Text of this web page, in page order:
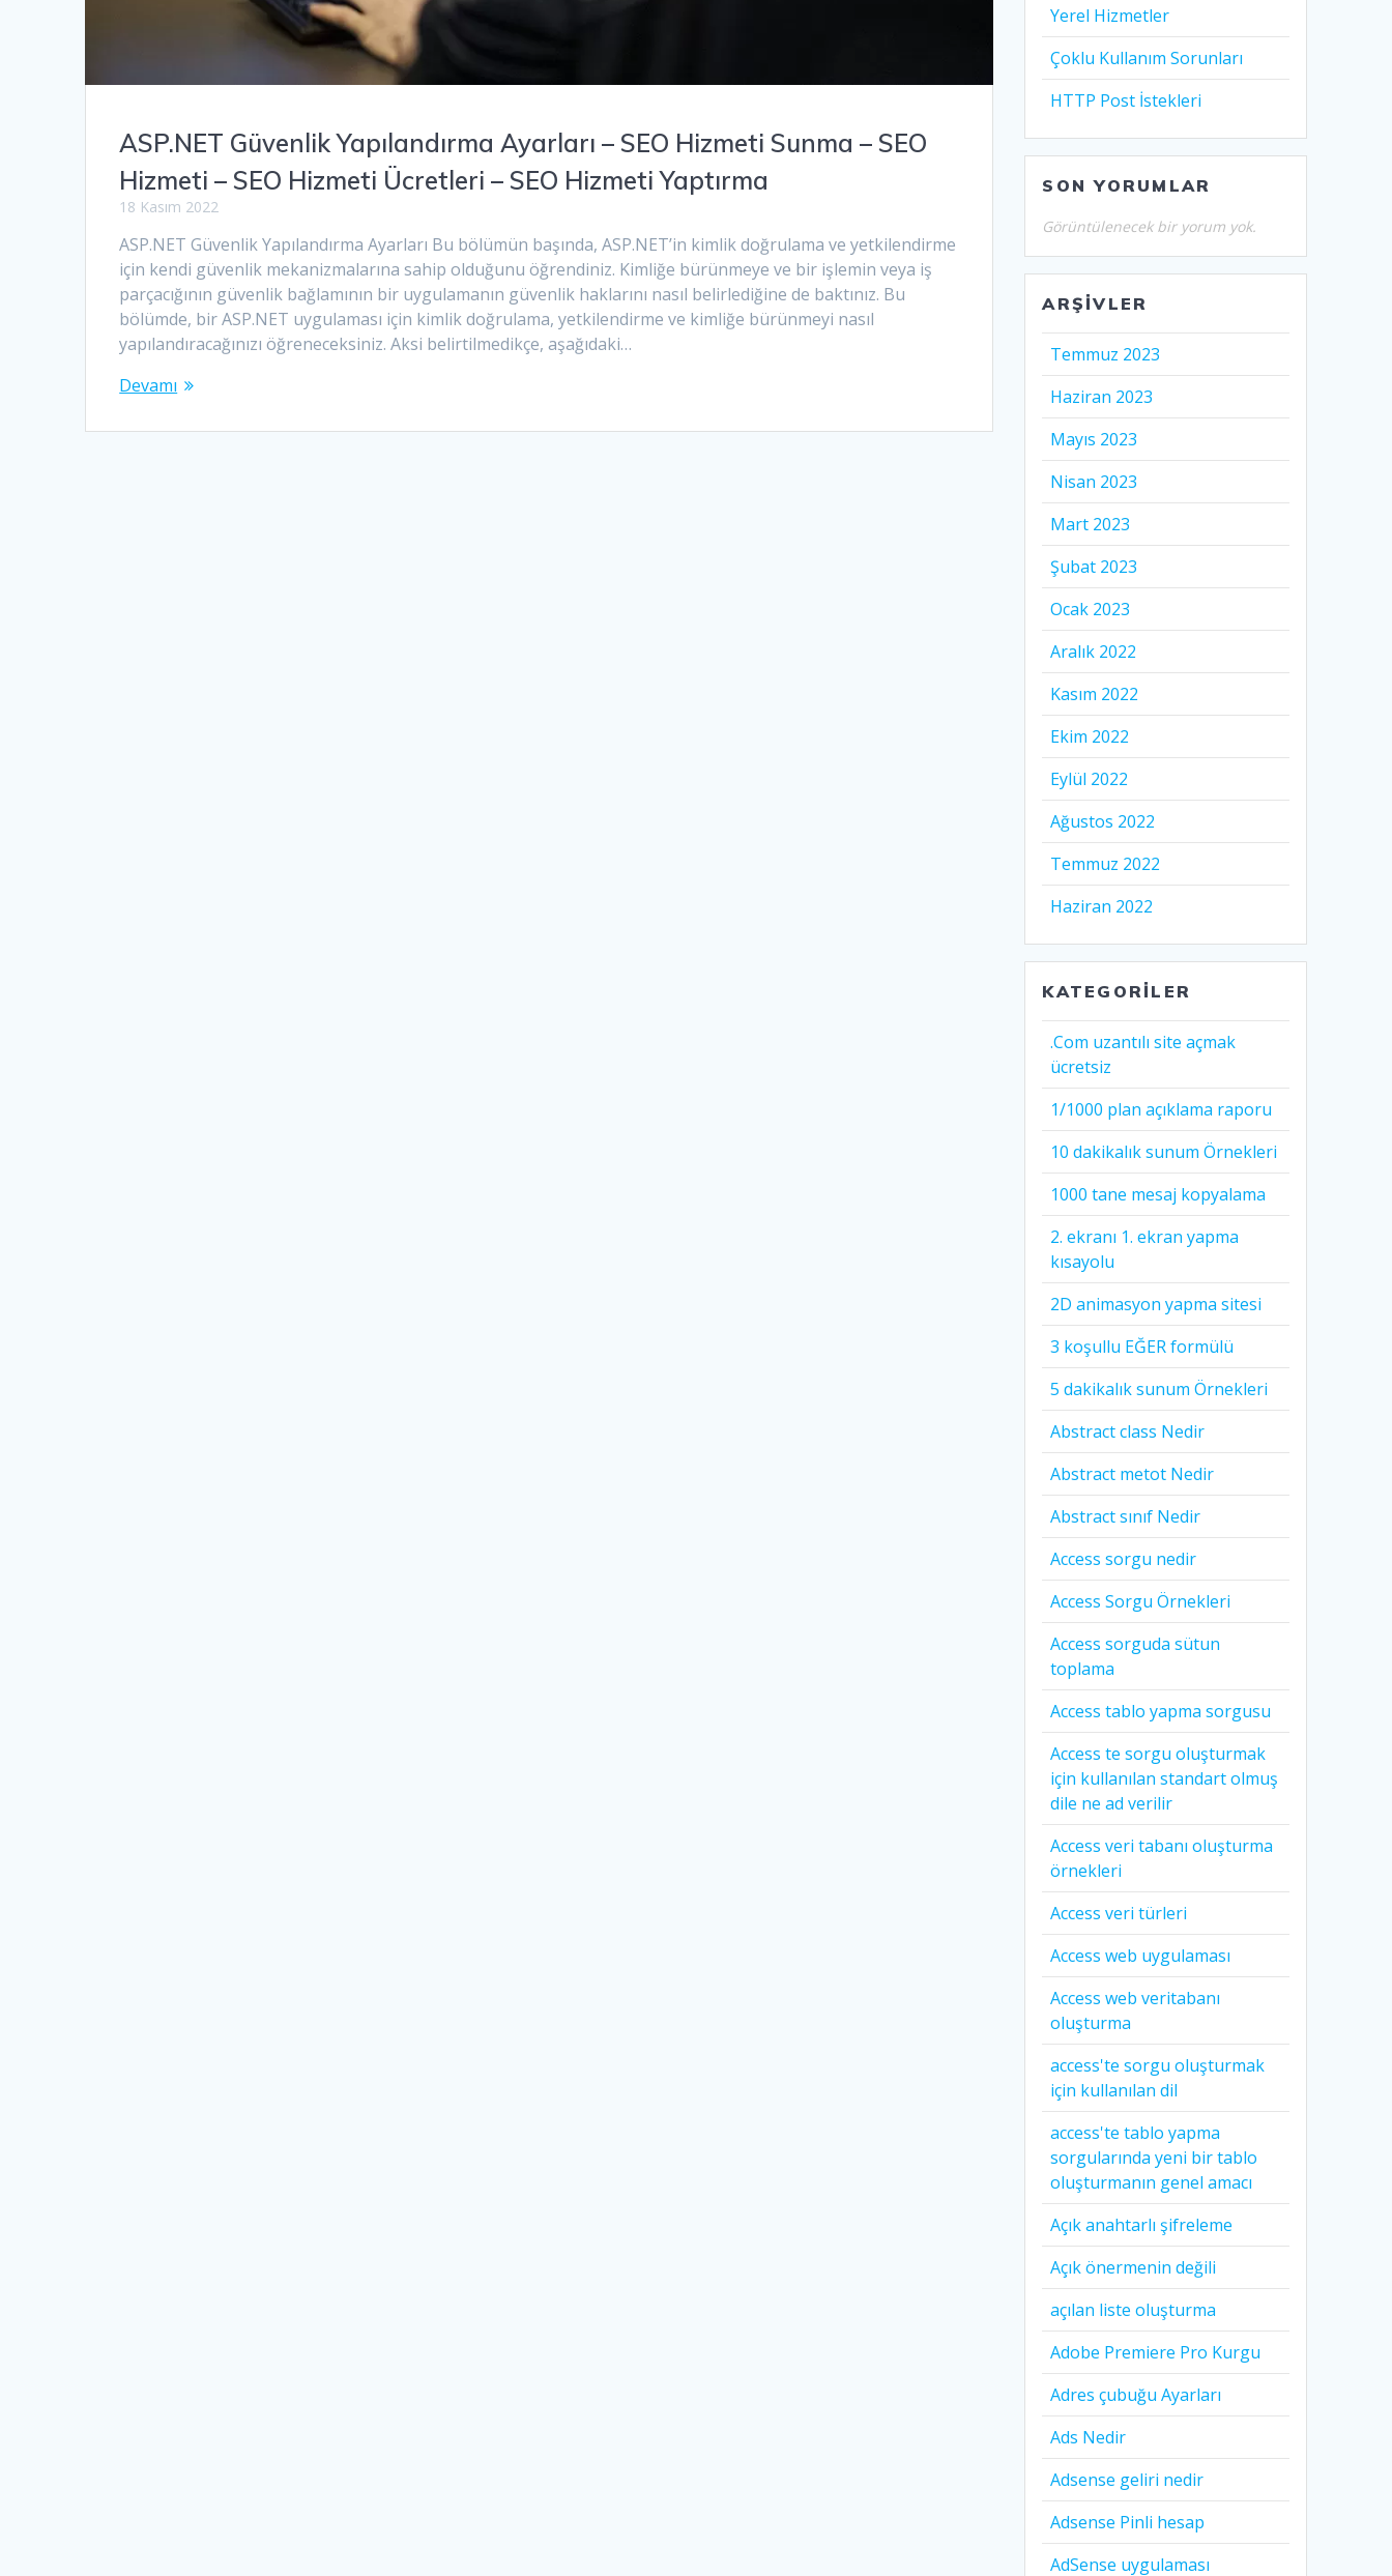
ASP.NET Güvenlik Yapılandırma Ayarları – SEO Hizmeti Sunma – SEO
Hizmeti – SEO Hizmeti Ücretleri – SEO Hizmeti Yaptırma
18 Kasım 2022
ASP.NET Güvenlik Yapılandırma Ayarları Bu bölümün başında, ASP.NET’in kimlik doğrulama ve yetkilendirme
için kendi güvenlik mekanizmalarına sahip olduğunu öğrendiniz. Kimliğe bürünmeye ve bir işlemin veya iş
parçacığının güvenlik bağlamının bir uygulamanın güvenlik haklarını nasıl belirlediğine de baktınız. Bu
bölümde, bir ASP.NET uygulaması için kimlik doğrulama, yetkilendirme ve kimliğe bürünmeyi nasıl
yapılandıracağınızı öğreneceksiniz. Aksi belirtilmedikçe, aşağıdaki…
Devamı
Yerel Hizmetler
Çoklu Kullanım Sorunları
HTTP Post İstekleri
SON YORUMLAR
Görüntülenecek bir yorum yok.
ARŞIVLER
Temmuz 2023
Haziran 2023
Mayıs 2023
Nisan 2023
Mart 2023
Şubat 2023
Ocak 2023
Aralık 2022
Kasım 2022
Ekim 2022
Eylül 2022
Ağustos 2022
Temmuz 2022
Haziran 2022
KATEGORILER
.Com uzantılı site açmak
ücretsiz
1/1000 plan açıklama raporu
10 dakikalık sunum Örnekleri
1000 tane mesaj kopyalama
2. ekranı 1. ekran yapma
kısayolu
2D animasyon yapma sitesi
3 koşullu EĞER formülü
5 dakikalık sunum Örnekleri
Abstract class Nedir
Abstract metot Nedir
Abstract sınıf Nedir
Access sorgu nedir
Access Sorgu Örnekleri
Access sorguda sütun
toplama
Access tablo yapma sorgusu
Access te sorgu oluşturmak
için kullanılan standart olmuş
dile ne ad verilir
Access veri tabanı oluşturma
örnekleri
Access veri türleri
Access web uygulaması
Access web veritabanı
oluşturma
access'te sorgu oluşturmak
için kullanılan dil
access'te tablo yapma
sorgularında yeni bir tablo
oluşturmanın genel amacı
Açık anahtarlı şifreleme
Açık önermenin değili
açılan liste oluşturma
Adobe Premiere Pro Kurgu
Adres çubuğu Ayarları
Ads Nedir
Adsense geliri nedir
Adsense Pinli hesap
AdSense uygulaması